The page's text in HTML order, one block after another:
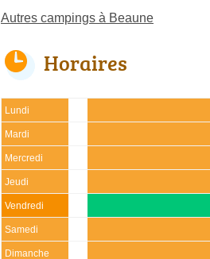
Autres campings à Beaune
Horaires
Lundi
Mardi
Mercredi
Jeudi
Vendredi
Samedi
Dimanche